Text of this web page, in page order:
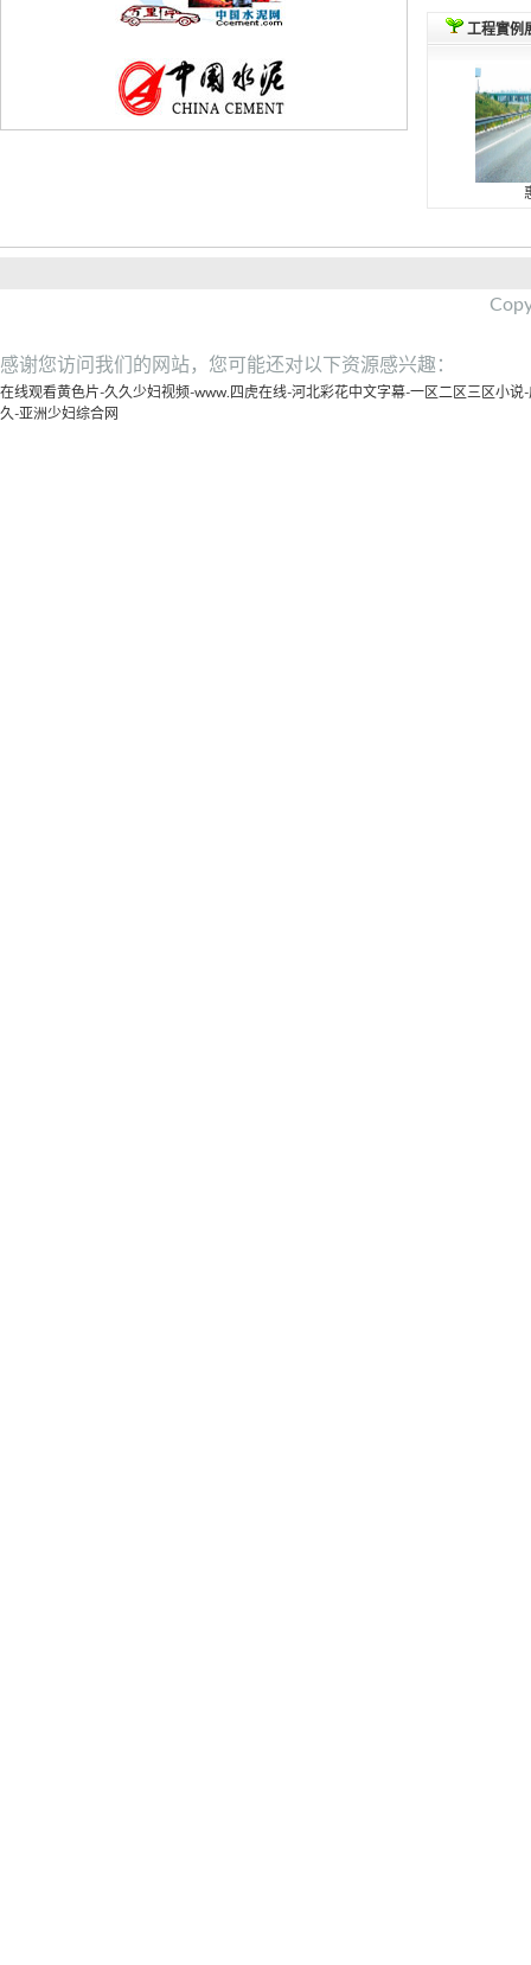
工程實例
感谢您访问我们的网站，您可能还对以下资源感兴趣：
在线观看黄色片-久久少妇视频-www.四虎在线-河北彩花中文字幕-一区二区三区小
久-亚洲少妇综合网